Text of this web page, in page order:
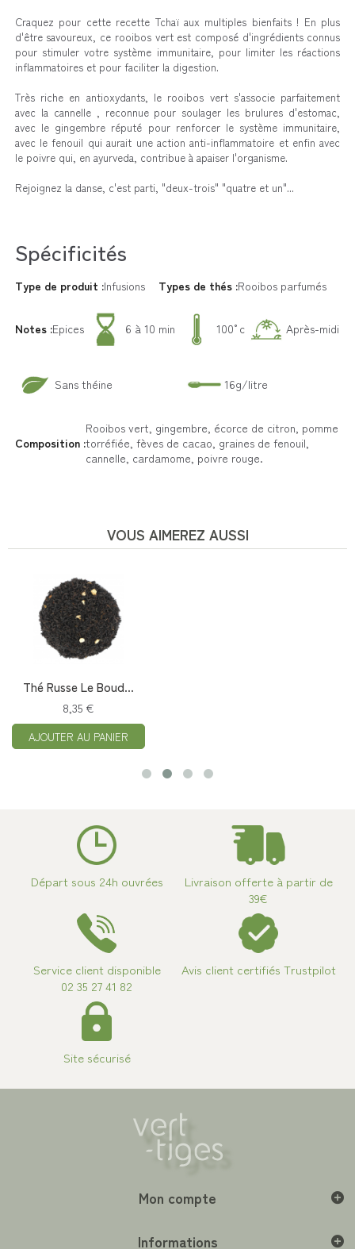
Craquez pour cette recette Tchaï aux multiples bienfaits ! En plus
d'être savoureux, ce rooibos vert est composé d'ingrédients connus
pour stimuler votre système immunitaire, pour limiter les réactions
inflammatoires et pour faciliter la digestion.
Très riche en antioxydants, le rooibos vert s'associe parfaitement
avec la cannelle , reconnue pour soulager les brulures d'estomac,
avec le gingembre réputé pour renforcer le système immunitaire,
avec le fenouil qui aurait une action anti-inflammatoire et enfin avec
le poivre qui, en ayurveda, contribue à apaiser l'organisme.
Rejoignez la danse, c'est parti, "deux-trois" "quatre et un"...
Spécificités
Type de produit :Infusions Types de thés :Rooibos parfumés
Notes :Epices 6 à 10 min 100°c Après-midi
Sans théine 16g/litre
Composition :
Rooibos vert, gingembre, écorce de citron, pomme
torréfiée, fèves de cacao, graines de fenouil,
cannelle, cardamome, poivre rouge.
VOUS AIMEREZ AUSSI
Thé Russe Le Boud...
8,35 €
AJOUTER AU PANIER
Départ sous 24h ouvrées
Livraison offerte à partir de
39€
Service client disponible
02 35 27 41 82
Avis client certifiés Trustpilot
Site sécurisé
Mon compte
Informations